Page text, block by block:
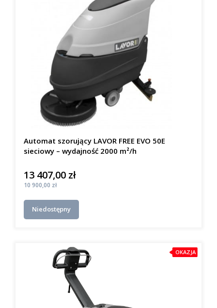
Automat szorujący LAVOR FREE EVO 50E
sieciowy – wydajność 2000 m²/h
Cena
13 407,00 zł
Cena
10 900,00 zł
Niedostępny
OKAZJA